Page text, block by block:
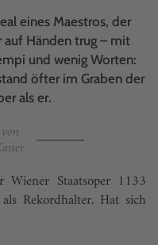
eines Maestros, der
auf Händen trug – mit
und wenig Worten:
öfter im Graben der
als er.
Staatsoper 1133
Rekordhalter. Hat sich